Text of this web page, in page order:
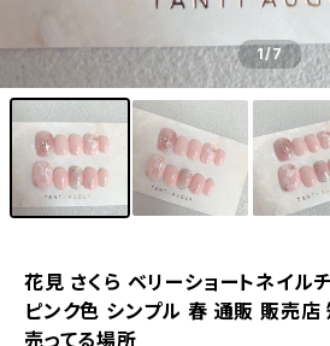
1/7
花見 さくら ベリーショートネイル
ピンク色 シンプル 春 通販 販売
売ってる場所